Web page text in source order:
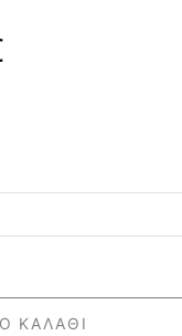
ΚΑΛΆΘΙ